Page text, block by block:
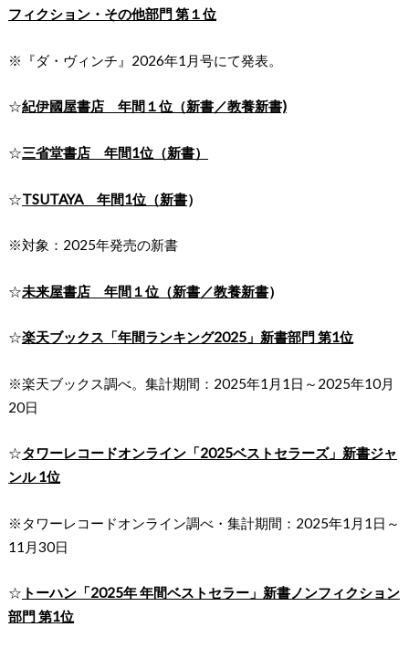
フィクション・その他部⾨ 第１位
※『ダ・ヴィンチ』2026年1月号にて発表。
☆紀伊國屋書店 年間１位（新書／教養新書)
☆三省堂書店 年間1位（新書）
☆TSUTAYA 年間1位（新書）
※対象：2025年発売の新書
☆未来屋書店 年間１位（新書／教養新書）
☆楽天ブックス「年間ランキング2025」新書部門 第1位
※楽天ブックス調べ。集計期間：2025年1月1日～2025年10月
20日
☆タワーレコードオンライン「2025ベストセラーズ」新書ジャ
ンル 1位
※タワーレコードオンライン調べ・集計期間：2025年1月1日～
11月30日
☆ トーハン「2025年 年間ベストセラー」新書ノンフィクション
部門 第1位